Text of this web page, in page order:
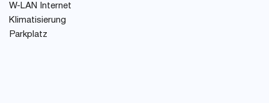
W-LAN Internet
Klimatisierung
Parkplatz